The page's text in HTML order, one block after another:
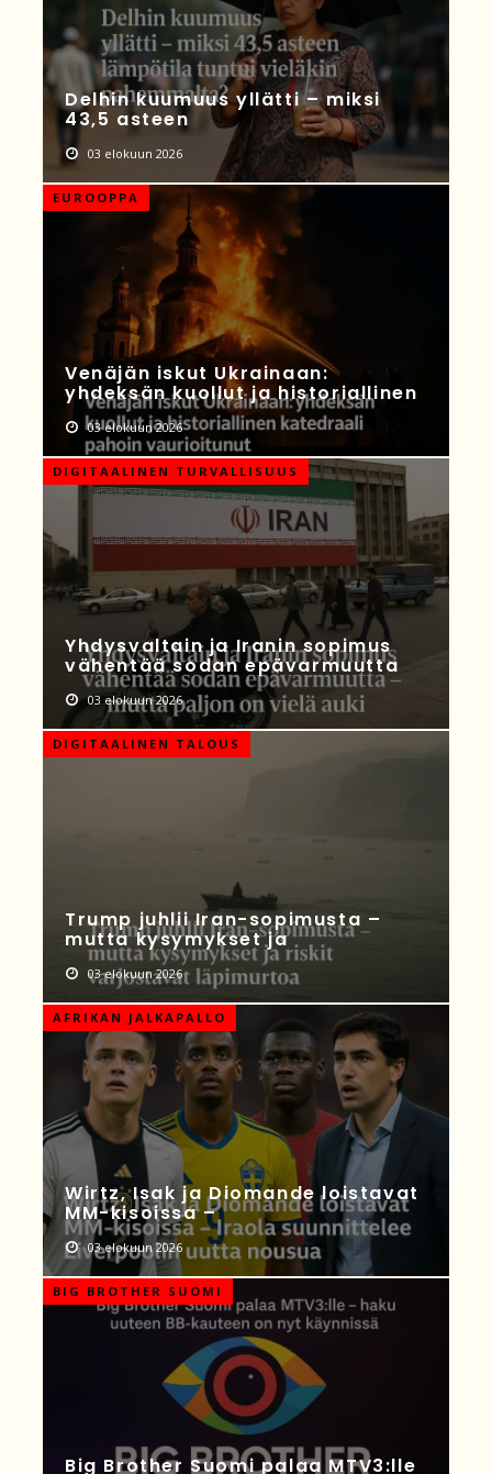
Delhin kuumuus yllätti – miksi
43,5 asteen
03 elokuun 2026
EUROOPPA
Venäjän iskut Ukrainaan:
yhdeksän kuollut ja historiallinen
03 elokuun 2026
DIGITAALINEN TURVALLISUUS
Yhdysvaltain ja Iranin sopimus
vähentää sodan epävarmuutta
03 elokuun 2026
DIGITAALINEN TALOUS
Trump juhlii Iran-sopimusta –
mutta kysymykset ja
03 elokuun 2026
AFRIKAN JALKAPALLO
Wirtz, Isak ja Diomande loistavat
MM-kisoissa –
03 elokuun 2026
BIG BROTHER SUOMI
Big Brother Suomi palaa MTV3:lle